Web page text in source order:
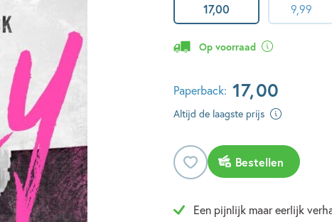
17,00
9,99
Op voorraad
Paperback: 17,00
Altijd de laagste prijs
Bestellen
Een pijnlijk maar eerlijk